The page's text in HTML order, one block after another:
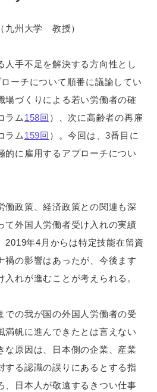
九州大学 教授）
手不足を解決する方向性とし
ーチについて順番に議論してい
場づくりによる若い労働者の確
ラム 158回 ）、次に高齢者の再雇
ラム 159回 ）。今回は、3番目に
的に雇用するアプローチについ
政策、経済政策との関連も深
て外国人労働者受け入れの実績
2019年4月からは特定技能在留資
禍の影響はあったが、今後ます
入れが進むことが考えられる。
の我が国の外国人労働者の受
満帆に進んできたとは言えない
な原因は、日本側の企業、産業
する認識の誤りにあるとする指
、日本人が敬遠するきつい仕事